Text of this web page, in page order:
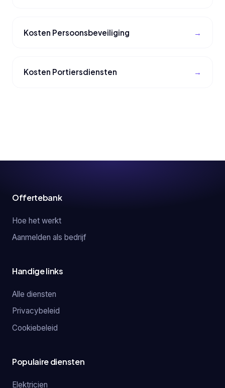
Kosten Persoonsbeveiliging
Kosten Portiersdiensten
Offertebank
Hoe het werkt
Aanmelden als bedrijf
Handige links
Alle diensten
Privacybeleid
Cookiebeleid
Populaire diensten
Elektricien